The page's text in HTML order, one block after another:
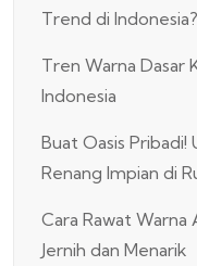
Trend di Indonesia?
Tren Warna Dasar
Indonesia
Buat Oasis Pribadi!
Renang Impian di
Cara Rawat
Jernih dan Menarik